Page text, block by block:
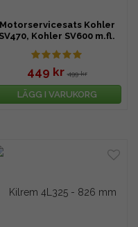
Motorservicesats Kohler
SV470, Kohler SV600 m.fl.
449 kr 499 kr
LÄGG I VARUKORG